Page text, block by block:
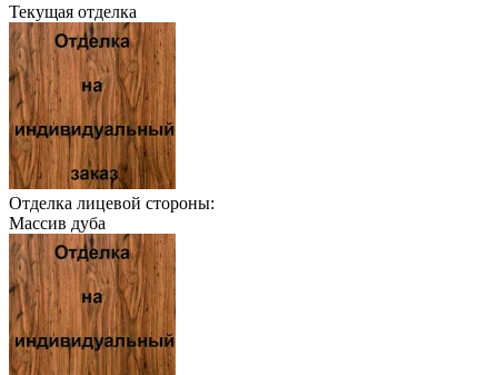
Текущая отделка
Отделка лицевой стороны:
Массив дуба